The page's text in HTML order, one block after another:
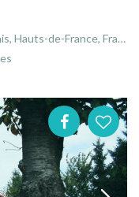
de-France, France